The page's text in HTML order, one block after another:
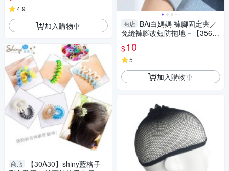
4.9
加入購物車
商店
【30A30】shiny藍格子-
商店 BAi白媽媽 褲腳固定夾／
免縫褲腳改短防拖地－【35629
1】
$10
5
加入購物車